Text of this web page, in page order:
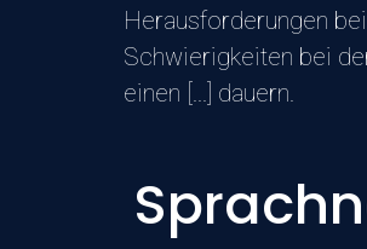
Herausforderungen
Schwierigkeiten bei
einen [...] dauern.